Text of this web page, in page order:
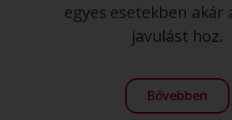
egyes esetekben akár
javulást hoz.
Bővebben